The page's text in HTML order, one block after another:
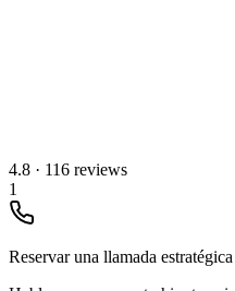
4.8 · 116 reviews
1
Reservar una llamada